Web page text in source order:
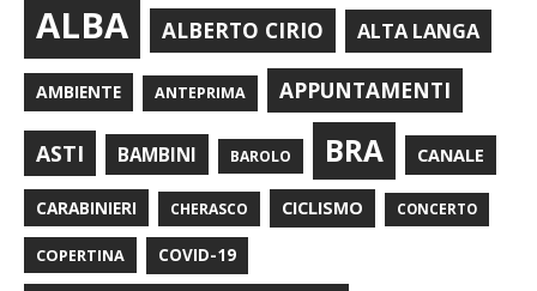
ALBA ALBERTO CIRIO ALTA LANGA
AMBIENTE ANTEPRIMA APPUNTAMENTI
ASTI BAMBINI BAROLO BRA CANALE
CARABINIERI CHERASCO CICLISMO CONCERTO
COPERTINA COVID-19